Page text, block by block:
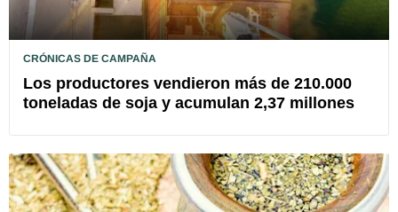
CRÓNICAS DE CAMPAÑA
Los productores vendieron más de 210.000
toneladas de soja y acumulan 2,37 millones